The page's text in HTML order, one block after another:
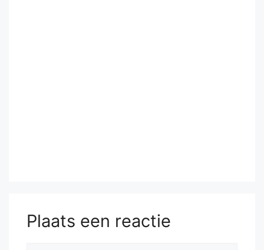
Plaats een reactie